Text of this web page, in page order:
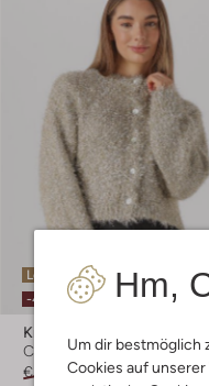
Hm,
Um dir bestmöglich
Cookies auf
Letzter Artikel
-40%
Knit-Ted
Cardigans
€ 149,95 € 89,99